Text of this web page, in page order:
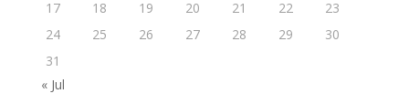
17
18 19 20 21 22
23
24
25 26 27 28 29
30
31
« Jul